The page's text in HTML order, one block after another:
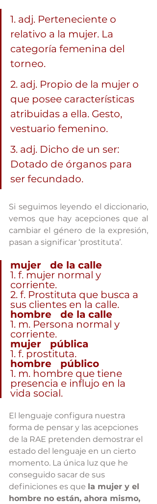
1. adj. Perteneciente o
relativo a la mujer. La
categoría femenina del
torneo.
2. adj. Propio de la mujer o
que posee características
atribuidas a ella. Gesto,
vestuario femenino.
3. adj. Dicho de un ser:
Dotado de órganos para
ser fecundado.
Si seguimos leyendo el diccionario,
vemos que hay acepciones que al
cambiar el género de la expresión,
pasan a significar ‘prostituta’.
mujer   de la calle
1. f. mujer normal y
corriente.
2. f. Prostituta que busca a
sus clientes en la calle.
hombre   de la calle
1. m. Persona normal y
corriente.
mujer   pública
1. f. prostituta.
hombre   público
1. m. hombre que tiene
presencia e influjo en la
vida social.
El lenguaje configura nuestra
forma de pensar y las acepciones
de la RAE pretenden demostrar el
estado del lenguaje en un cierto
momento. La única luz que he
conseguido sacar de sus
definiciones es que la mujer y el
hombre no están, ahora mismo,